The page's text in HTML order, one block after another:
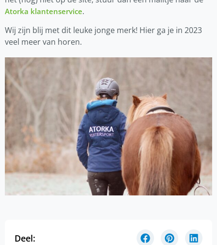
Atorka klantenservice.
Wij zijn blij met dit leuke jonge merk! Hier ga je in 2023
veel meer van horen.
Deel: